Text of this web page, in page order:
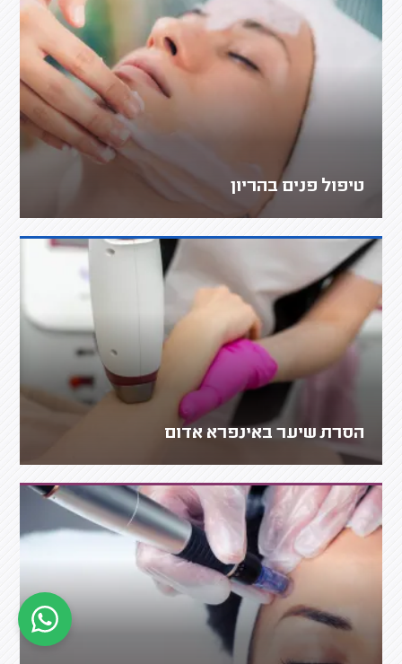
טיפול פנים בהריון
הסרת שיער באינפרא אדום